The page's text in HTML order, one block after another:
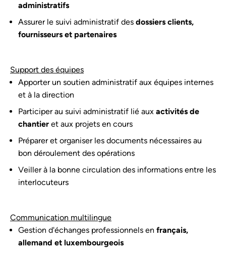
administratifs
Assurer le suivi administratif des dossiers clients,
fournisseurs et partenaires
Support des équipes
Apporter un soutien administratif aux équipes internes
et à la direction
Participer au suivi administratif lié aux activités de
chantier et aux projets en cours
Préparer et organiser les documents nécessaires au
bon déroulement des opérations
Veiller à la bonne circulation des informations entre les
interlocuteurs
Communication multilingue
Gestion d'échanges professionnels en français,
allemand et luxembourgeois